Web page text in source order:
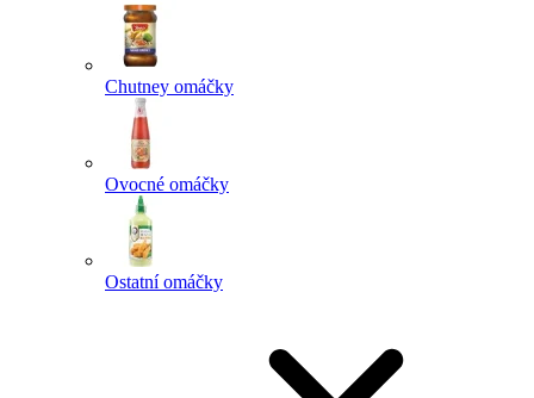
Chutney omáčky
Ovocné omáčky
Ostatní omáčky